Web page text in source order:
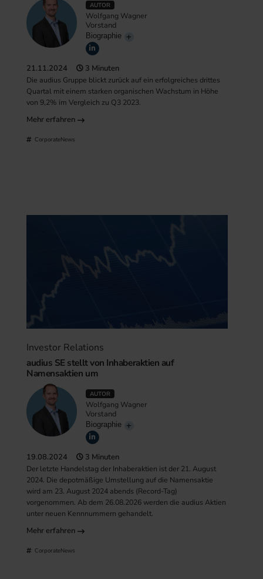
AUTOR
Wolfgang Wagner
Vorstand
Biographie
21.11.2024 3 Minuten
Die audius Gruppe blickt zurück auf ein erfolgreiches drittes
Quartal mit einem starken organischen Wachstum in Höhe
von 9,2% im Vergleich zu Q3 2023.
Mehr erfahren
CorporateNews
Investor Relations
audius SE stellt von Inhaberaktien auf
Namensaktien um
AUTOR
Wolfgang Wagner
Vorstand
Biographie
19.08.2024 3 Minuten
Der letzte Handelstag der Inhaberaktien ist der 21. August
2024. Die depotmäßige Umstellung auf die Namensaktie
wird am 23. August 2024 abends (Record-Tag)
vorgenommen. Ab dem 26.08.2026 werden die audius Aktien
unter neuen Kennnummern gehandelt.
Mehr erfahren
CorporateNews